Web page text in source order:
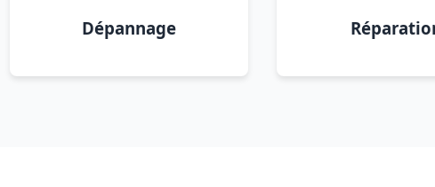
Dépannage